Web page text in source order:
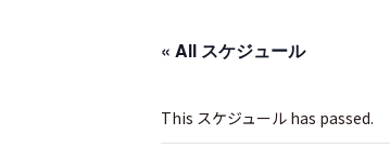
« All スケジュール
This スケジュール has passed.